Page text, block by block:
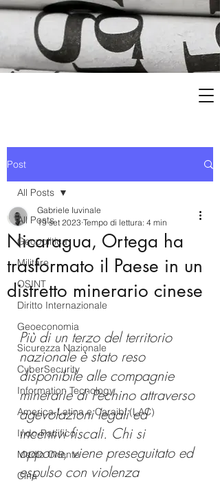
Post
All Posts
Geopolitica
Militare
OSINT
Diritto Internazionale
Geoeconomia
Sicurezza Nazionale
CyberSecurity
Information Tecnology
America-Latina e Caraibi (LAC)
Indo-Pacifico
Medio Oriente
Cina
All Posts
Nicaragua, Ortega ha
trasformato il Paese in un
distretto minerario cinese
Gabriele Iuvinale
19 set 2023 Tempo di lettura: 4 min
Più di un terzo del territorio
nazionale è stato reso
disponibile alle compagnie
minerarie di Pechino attraverso
agevolazioni legali ed
incentivi fiscali. Chi si
oppone, viene preseguitato ed
espulso con violenza